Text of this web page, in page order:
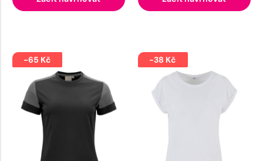
-65 Kč -38 Kč